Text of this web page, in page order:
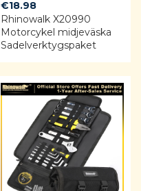
€18.98
Rhinowalk X20990
Motorcykel midjeväska
Sadelverktygspaket